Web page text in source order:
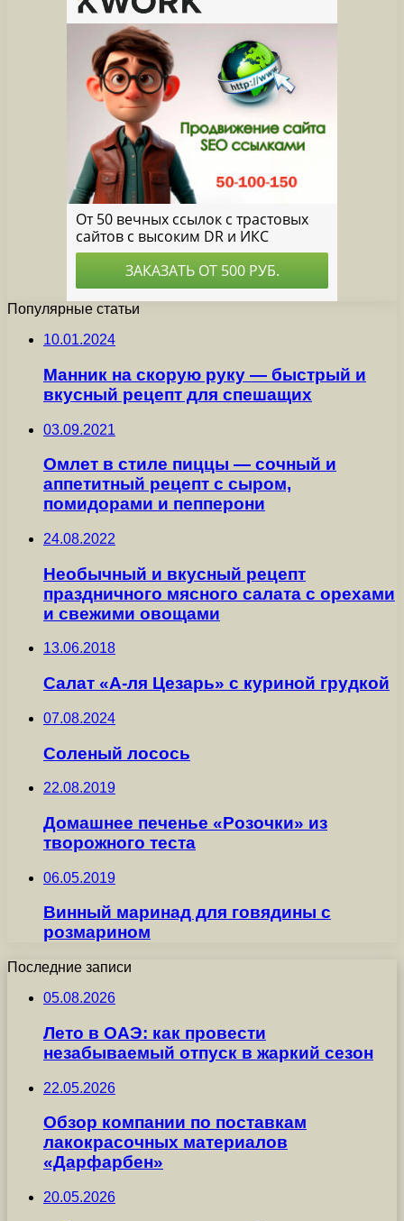
Популярные статьи
10.01.2024
Манник на скорую руку — быстрый и
вкусный рецепт для спешащих
03.09.2021
Омлет в стиле пиццы — сочный и
аппетитный рецепт с сыром,
помидорами и пепперони
24.08.2022
Необычный и вкусный рецепт
праздничного мясного салата с орехами
и свежими овощами
13.06.2018
Салат «А-ля Цезарь» с куриной грудкой
07.08.2024
Соленый лосось
22.08.2019
Домашнее печенье «Розочки» из
творожного теста
06.05.2019
Винный маринад для говядины с
розмарином
Последние записи
05.08.2026
Лето в ОАЭ: как провести
незабываемый отпуск в жаркий сезон
22.05.2026
Обзор компании по поставкам
лакокрасочных материалов
«Дарфарбен»
20.05.2026